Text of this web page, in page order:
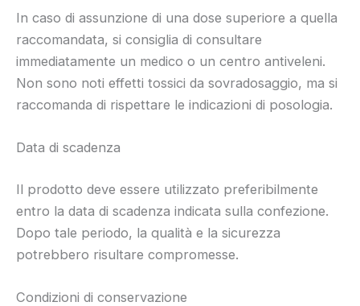
In caso di assunzione di una dose superiore a quella
raccomandata, si consiglia di consultare
immediatamente un medico o un centro antiveleni.
Non sono noti effetti tossici da sovradosaggio, ma si
raccomanda di rispettare le indicazioni di posologia.
Data di scadenza
Il prodotto deve essere utilizzato preferibilmente
entro la data di scadenza indicata sulla confezione.
Dopo tale periodo, la qualità e la sicurezza
potrebbero risultare compromesse.
Condizioni di conservazione